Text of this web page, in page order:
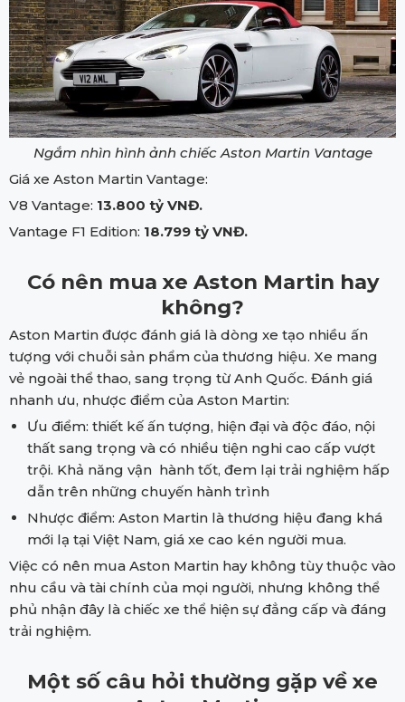
Ngắm nhìn hình ảnh chiếc Aston Martin Vantage
Giá xe Aston Martin Vantage:
V8 Vantage: 13.800 tỷ VNĐ.
Vantage F1 Edition: 18.799 tỷ VNĐ.
Có nên mua xe Aston Martin hay
không?
Aston Martin được đánh giá là dòng xe tạo nhiều ấn
tượng với chuỗi sản phẩm của thương hiệu. Xe mang
vẻ ngoài thể thao, sang trọng từ Anh Quốc. Đánh giá
nhanh ưu, nhược điểm của Aston Martin:
Ưu điểm: thiết kế ấn tượng, hiện đại và độc đáo, nội
thất sang trọng và có nhiều tiện nghi cao cấp vượt
trội. Khả năng vận hành tốt, đem lại trải nghiệm hấp
dẫn trên những chuyến hành trình
Nhược điểm: Aston Martin là thương hiệu đang khá
mới lạ tại Việt Nam, giá xe cao kén người mua.
Việc có nên mua Aston Martin hay không tùy thuộc vào
nhu cầu và tài chính của mọi người, nhưng không thể
phủ nhận đây là chiếc xe thể hiện sự đẳng cấp và đáng
trải nghiệm.
Một số câu hỏi thường gặp về xe